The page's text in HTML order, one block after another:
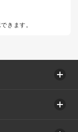
きます。